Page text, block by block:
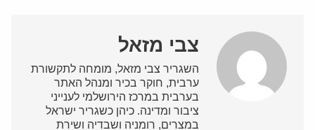
צבי מזאל
השגריר צבי מזאל, מומחה לתקשורת
ערבית, חוקר בכיר ומנהל האתר
בערבית במרכז הירושלמי לענייני
ציבור ומדינה. כיהן כשגריר ישראל
במצרים, רומניה ושבדיה ושירת